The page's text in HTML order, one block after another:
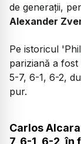
de generații,
Alexander
Pe istoricul
pariziană a
5-7, 6-1, 6-2,
pur.
Carlos
7, 6-1, 6-2, în